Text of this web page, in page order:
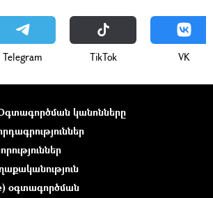
Telegram ТikТоk VK
կանոնները
օգտագործման